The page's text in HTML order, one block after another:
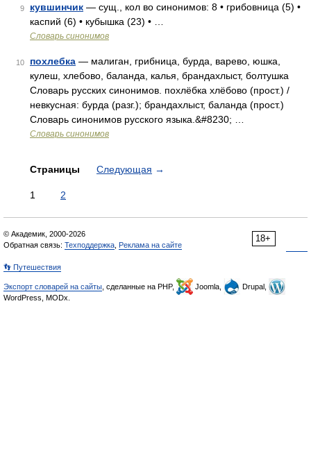
9 кувшинчик — сущ., кол во синонимов: 8 • грибовница (5) •
каспий (6) • кубышка (23) • …
Словарь синонимов
10 похлебка — малиган, грибница, бурда, варево, юшка,
кулеш, хлебово, баланда, калья, брандахлыст, болтушка
Словарь русских синонимов. похлёбка хлёбово (прост.) /
невкусная: бурда (разг.); брандахлыст, баланда (прост.)
Словарь синонимов русского языка.&#8230; …
Словарь синонимов
Страницы Следующая →
1 2
18+
© Академик, 2000-2026
Обратная связь: Техподдержка Реклама на сайте
👣 Путешествия
Экспорт словарей на сайты , сделанные на PHP, Joomla,
Drupal,
WordPress, MODx.